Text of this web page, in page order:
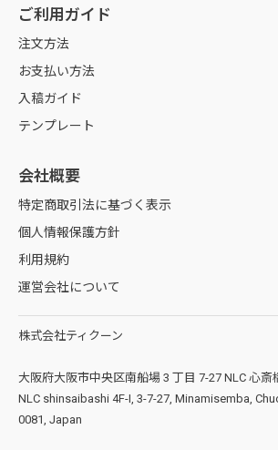
＜用紙やサイズなど注文条件は同一でデザインだ
場合＞
・デザイン件数分アートボードを追加し、各アー
置してください。(必ず[印刷]レイヤーを選択した
のみ)
※ 表面と裏面のデータはグループ設定してくださ
み)
淡クリーム上質紙
表面に塗料を塗布していない非塗工紙でコピー用
紙です。
ご利用ガイド
注文方法
お支払い方法
入稿ガイド
テンプレート
会社概要
特定商取引法に基づく表示
個人情報保護方針
利用規約
運営会社について
株式会社ティクーン
大阪府大阪市中央区南船場 3 丁目 7-27 NLC 心斎
NLC shinsaibashi 4F-I, 3-7-27, Minamisemba,
0081, Japan